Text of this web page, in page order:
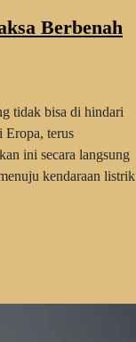
Berbenah
tidak bisa di hindari
Eropa, terus
ini secara langsung
kendaraan listrik